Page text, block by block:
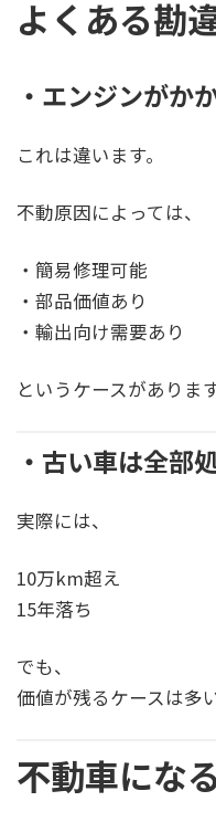
よくある勘
・エンジンがか
これは違います。
不動原因によっては、
・簡易修理可能
・部品価値あり
・輸出向け需要あり
というケースがあります
・古い車は全部
実際には、
10万km超え
15年落ち
でも、
価値が残るケースは多い
不動車にな